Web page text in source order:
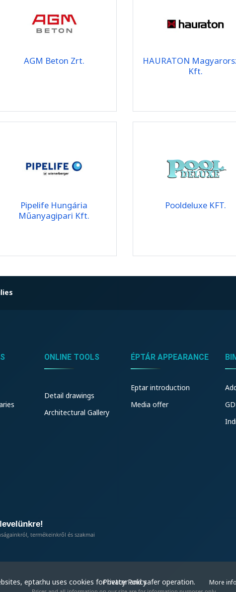
AGM Beton Zrt.
HAURATON
Kft.
Pipelife Hungária
Műanyagipari Kft.
Pooldeluxe KFT.
ONLINE TOOLS
Detail drawings
Architectural Gallery
ÉPTÁR APPEARANCE
Eptar introduction
Media offer
termékeinkről és szakmai
Privacy Policy
eptar.hu uses cookies for better and safer operation. More